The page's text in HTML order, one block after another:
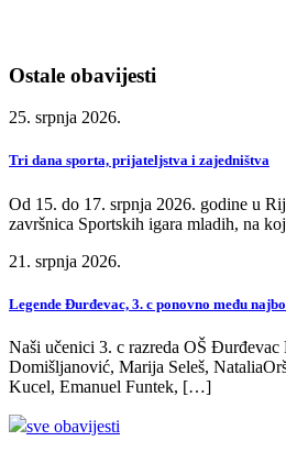
Ostale obavijesti
25. srpnja 2026.
Tri dana sporta, prijateljstva i zajedništva
Od 15. do 17. srpnja 2026. godine u
završnica Sportskih igara mladih, na
21. srpnja 2026.
Legende Đurđevac, 3. c ponovno među
Naši učenici 3. c razreda OŠ
Domišljanović, Marija Seleš,
Kucel, Emanuel Funtek, […]
sve obavijesti